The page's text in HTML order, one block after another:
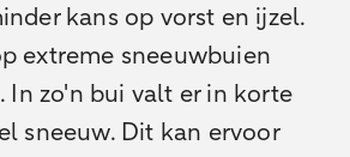
kans op vorst en ijzel.
extreme sneeuwbuien
In zo'n bui valt er in korte
sneeuw. Dit kan ervoor